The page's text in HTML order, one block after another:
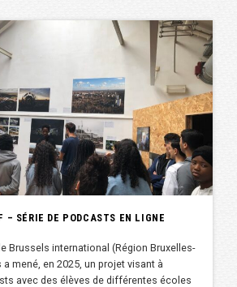
– SÉRIE DE PODCASTS EN LIGNE
Brussels international (Région Bruxelles-
mené, en 2025, un projet visant à
avec des élèves de différentes écoles